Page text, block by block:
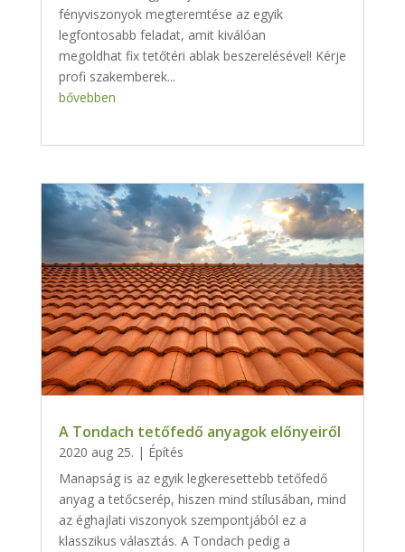
fényviszonyok megteremtése az egyik
legfontosabb feladat, amit kiválóan
megoldhat fix tetőtéri ablak beszerelésével! Kérje
profi szakemberek...
bővebben
A Tondach tetőfedő anyagok előnyeiről
2020 aug 25. | Építés
Manapság is az egyik legkeresettebb tetőfedő
anyag a tetőcserép, hiszen mind stílusában, mind
az éghajlati viszonyok szempontjából ez a
klasszikus választás. A Tondach pedig a